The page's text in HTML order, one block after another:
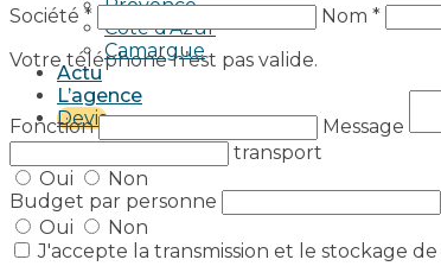
Provence
Côte d’Azur
Camargue
Actu
L’agence
Devis
Société *
Nom *
Votre téléphone n’est pas valide.
Fonction Message
transport
Oui
Non
Budget par personne
Oui
Non
J'accepte la transmission et le stockage